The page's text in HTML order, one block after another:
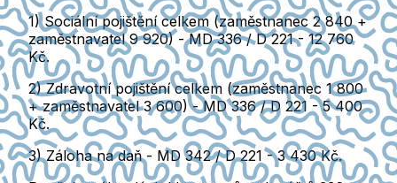
1) Sociální pojištění celkem (zaměstnanec 2 840 +
zaměstnavatel 9 920) - MD 336 / D 221 - 12 760
Kč.
2) Zdravotní pojištění celkem (zaměstnanec 1 800
+ zaměstnavatel 3 600) - MD 336 / D 221 - 5 400
Kč.
3) Záloha na daň - MD 342 / D 221 - 3 430 Kč.